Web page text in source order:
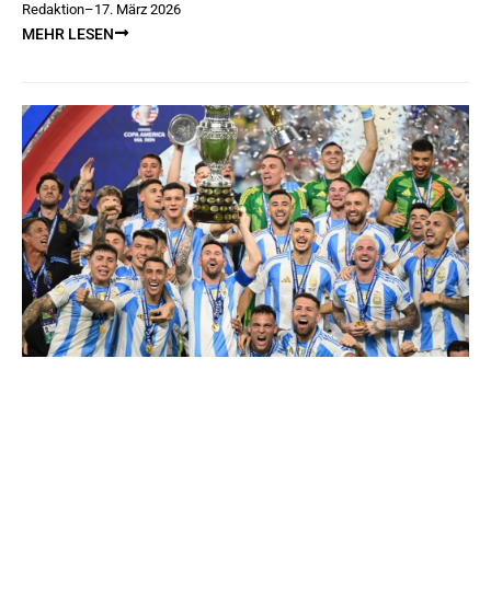
Redaktion–17. März 2026
MEHR LESEN